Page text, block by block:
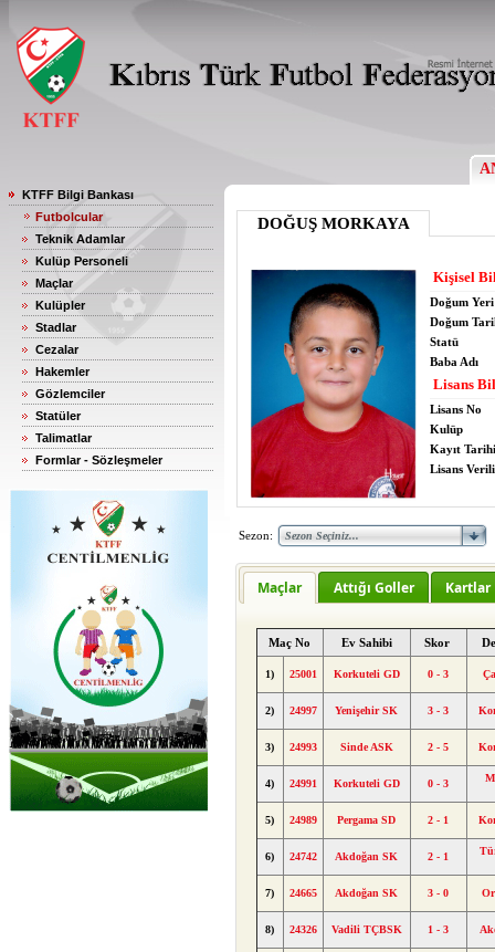
KTFF Bilgi Bankası
Futbolcular
Teknik Adamlar
Kulüp Personeli
Maçlar
Kulüpler
Stadlar
Cezalar
Hakemler
Gözlemciler
Statüler
Talimatlar
Formlar - Sözleşmeler
DOĞUŞ MORKAYA
Kişisel
Doğum Yeri
Doğum
Statü
Baba Adı
Lisans
Lisans No
Kulüp
Kayıt Tarihi
Lisans
Sezon:
Maçlar Attığı Goller Kartlar
Maç No Ev Sahibi Skor
1) 25001 Korkuteli GD 0 - 3
2) 24997 Yenişehir SK 3 - 3
3) 24993 Sinde ASK 2 - 5
4) 24991 Korkuteli GD 0 - 3
5) 24989 Pergama SD 2 - 1
6) 24742 Akdoğan SK 2 - 1
7) 24665 Akdoğan SK 3 - 0
8) 24326 Vadili TÇBSK 1 - 3